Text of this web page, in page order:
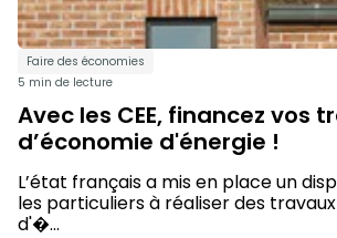
Faire des économies
5 min de lecture
Avec les CEE, financez vos
d’économie d'énergie !
L’état français a mis en place un
les particuliers à réaliser des
d'�...